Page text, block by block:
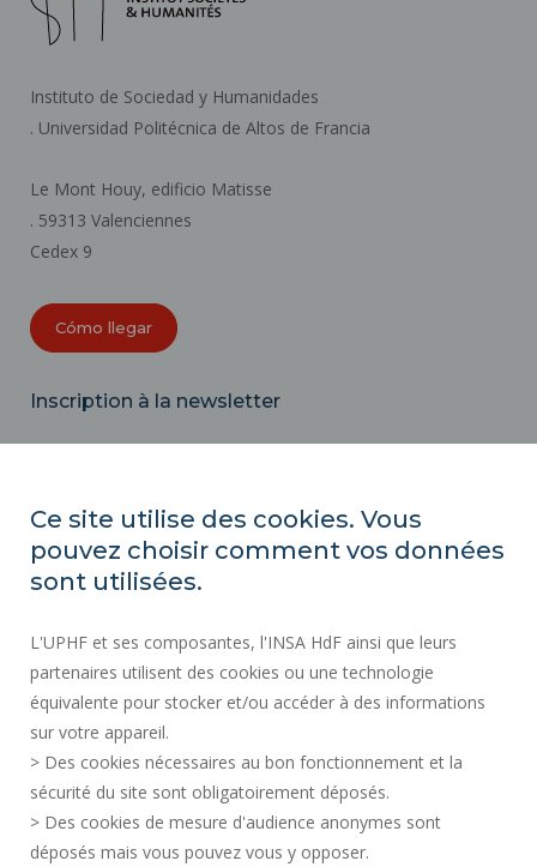
Instituto de Sociedad y Humanidades
. Universidad Politécnica de Altos de Francia
Le Mont Houy, edificio Matisse
. 59313 Valenciennes
Cedex 9
Cómo llegar
Inscription à la newsletter
ACTOS REGLAMENTARIOS
CONTRATACIÓN PÚBLICA
INFORMACIÓN LEGAL
SALA DE PRENSA
CONTRATACIÓN
MAPA DEL SITIO
DATOS PERSONALES
Ce site utilise des cookies. Vous
pouvez choisir comment vos données
sont utilisées.
L'UPHF et ses composantes, l'INSA HdF ainsi que leurs
partenaires utilisent des cookies ou une technologie
équivalente pour stocker et/ou accéder à des informations
sur votre appareil.
> Des cookies nécessaires au bon fonctionnement et la
sécurité du site sont obligatoirement déposés.
> Des cookies de mesure d'audience anonymes sont
déposés mais vous pouvez vous y opposer.